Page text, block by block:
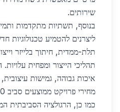
שירותים.
בנוסף, תשתיות מתקדמות
ליצרנים להטמיע טכנולוגיות
תלת-ממדית, חיתוך בלייזר
תהליכי הייצור ומפחית
איכות גבוהה, גמישות
מחירי פרויקט ממוצעים סביב 5000 ₪.
כמו כן, הרגולציה הסביבתית